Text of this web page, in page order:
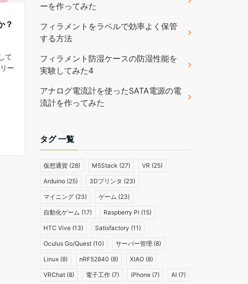
？
て
ー
ーを作ってみた
フィラメントをラベルで効率よく保管
する方法
フィラメント防湿ケースの防湿性能を
実験してみた4
アナログ電流計を使ったSATA電源の電
流計を作ってみた
タグ 一覧
仮想通貨 (28) M5Stack (27) VR (25)
Arduino (25) 3Dプリンタ (23)
マイニング (23) ゲーム (23)
自動化ゲーム (17) Raspberry Pi (15)
HTC Vive (13) Satisfactory (11)
Oculus Go/Quest (10) サーバー管理 (8)
Linux (8) nRF52840 (8) XIAO (8)
VRChat (8) 電子工作 (7) iPhone (7) AI (7)